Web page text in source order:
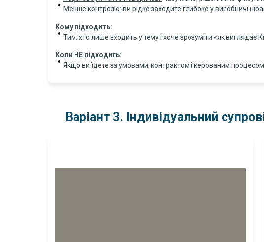
Менше контролю: ви рідко заходите глибоко у виробничі
Кому підходить:
Тим, хто лише входить у тему і хоче зрозуміти «як виглядає
Коли НЕ підходить:
Якщо ви їдете за умовами, контрактом і керованим
Варіант 3. Індивідуальний